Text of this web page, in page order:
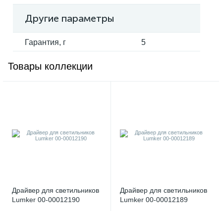
Другие параметры
Гарантия, г 5
Товары коллекции
Драйвер для светильников
Lumker 00-00012190
Драйвер для светильников
Lumker 00-00012189